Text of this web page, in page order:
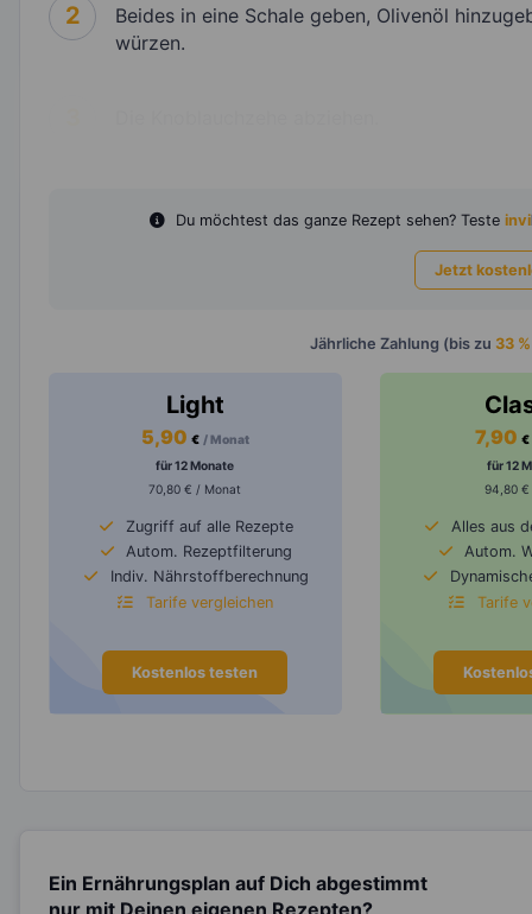
2
Beides in eine Schale geben, Olivenöl
würzen.
Du möchtest das ganze Rezept sehen? Teste invi
Jetzt
Jährliche Zahlung (bis zu 33
Light
5,90 € / Monat
für 12 Monate
70,80 € / Monat
Zugriff auf alle Rezepte
Autom. Rezeptfilterung
Indiv. Nährstoffberechnung
Tarife vergleichen
Kostenlos testen
7,90 €
für 12
94,80
Alles aus
Autom.
Tarife
Ein Ernährungsplan auf Dich abgestimmt